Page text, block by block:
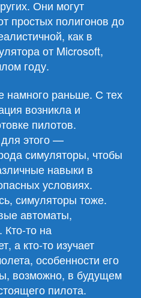
Они могут
простых полигонов до
как в
от Microsoft,
году.
намного раньше. С тех
возникла и
пилотов.
этого —
симуляторы, чтобы
навыки в
условиях.
симуляторы тоже.
автоматы,
то на
а кто-то изучает
особенности его
возможно, в будущем
пилота.